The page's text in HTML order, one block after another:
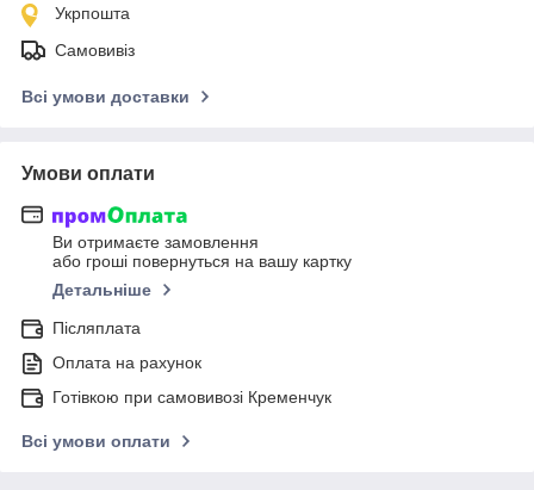
Укрпошта
Самовивіз
Всі умови доставки
Умови оплати
Ви отримаєте замовлення
або гроші повернуться на вашу картку
Детальніше
Післяплата
Оплата на рахунок
Готівкою при самовивозі Кременчук
Всі умови оплати